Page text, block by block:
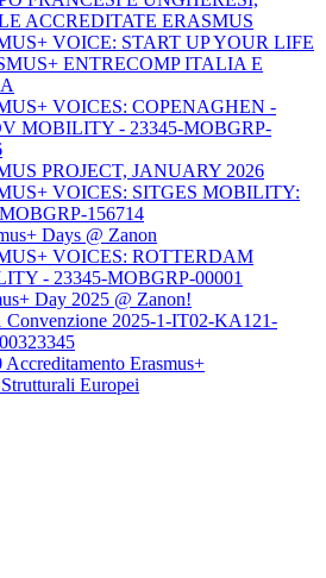
ACCREDITATE ERASMUS
VOICE: START UP YOUR LIFE
ENTRECOMP ITALIA E
VOICES: COPENAGHEN -
MOBILITY - 23345-MOBGRP-
PROJECT, JANUARY 2026
VOICES: SITGES MOBILITY:
156714
Days @ Zanon
VOICES: ROTTERDAM
- 23345-MOBGRP-00001
Day 2025 @ Zanon!
2025-1-IT02-KA121-
Erasmus+
Europei